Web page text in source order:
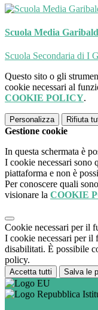
Scuola Media
Scuola Secondaria di I
Questo sito o gli
cookie necessari al
COOKIE POLICY.
Personalizza Rifiuta
Gestione cookie
In questa schermata è
I cookie necessari sono
piattaforma e non è
Per conoscere quali
visionare la COOKIE
Cookie necessari per il
I cookie necessari per il
disabilitati. È possibile
policy.
Accetta tutti Salva le